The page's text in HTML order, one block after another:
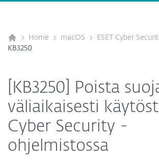
Home macOS
ESET Cyber
KB3250
[KB3250] Poista
väliaikaisesti
Cyber Security -
ohjelmistossa